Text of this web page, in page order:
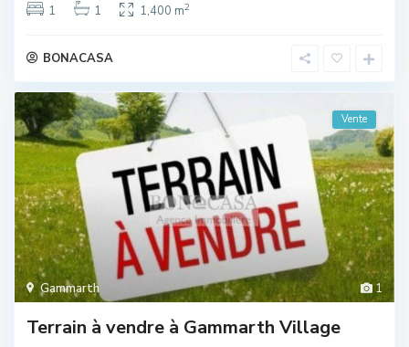
1
1 1,400 m2
BONACASA
1
Gammarth
Vente
Terrain à vendre à Gammarth Village